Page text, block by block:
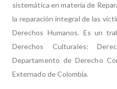
sistemática en materia de
la reparación integral de las
Derechos Humanos. Es un
Derechos Culturales:
Departamento de Derecho
Externado de Colombia.